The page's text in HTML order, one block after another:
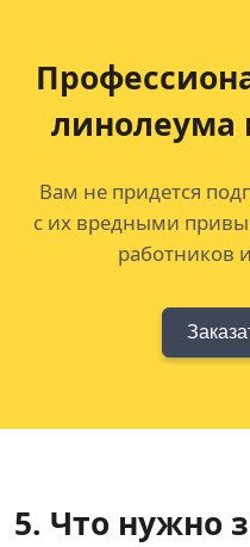
линолеума
Вам не придется
с их вредными
работников
5. Что нужно